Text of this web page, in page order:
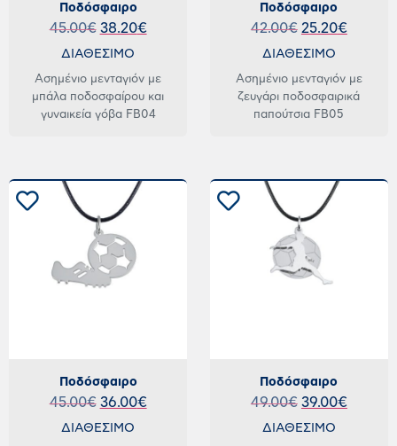
Ποδόσφαιρο
45.00€ 38.20€
ΔΙΑΘΕΣΙΜΟ
Ασημένιο μενταγιόν με
μπάλα ποδοσφαίρου και
γυναικεία γόβα FB04
Ποδόσφαιρο
42.00€ 25.20€
ΔΙΑΘΕΣΙΜΟ
Ασημένιο μενταγιόν με
ζευγάρι ποδοσφαιρικά
παπούτσια FB05
Ποδόσφαιρο
45.00€ 36.00€
ΔΙΑΘΕΣΙΜΟ
Ποδόσφαιρο
49.00€ 39.00€
ΔΙΑΘΕΣΙΜΟ